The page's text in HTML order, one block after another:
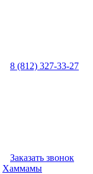
8 (812) 327-33-27
Заказать звонок
Хаммамы